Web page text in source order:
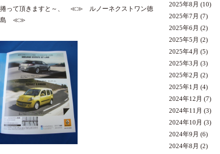
捲って頂きますと～、 ≪≫ ルノーネクストワン徳
島 ≪≫
2025年8月 (10)
2025年7月 (7)
2025年6月 (2)
2025年5月 (2)
2025年4月 (5)
2025年3月 (3)
2025年2月 (2)
2025年1月 (4)
2024年12月 (7)
2024年11月 (3)
2024年10月 (3)
2024年9月 (6)
2024年8月 (2)